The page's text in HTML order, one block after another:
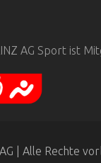
AG Sport ist
| Alle Rechte